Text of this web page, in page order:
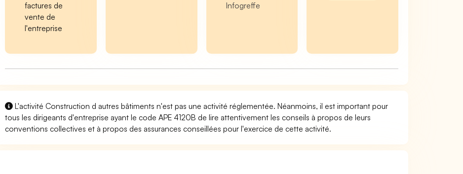
factures de
vente de
l'entreprise
Infogreffe
L'activité Construction d autres bâtiments n'est pas une activité réglementée. Néanmoins, il est important pour
tous les dirigeants d'entreprise ayant le code APE 4120B de lire attentivement les conseils à propos de leurs
conventions collectives et à propos des assurances conseillées pour l'exercice de cette activité.